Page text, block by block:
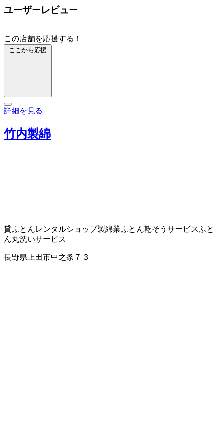
ユーザーレビュー
この店舗を応援する！
ここから応援
詳細を見る
竹内製綿
貸ふとんレンタルショップ製綿業ふとん乾そうサービスふと
ん丸洗いサービス
長野県上田市中之条７３